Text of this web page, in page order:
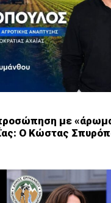
με
Ο Κώστας